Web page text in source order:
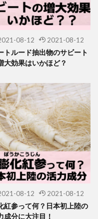
08-12 2021-08-12
トルード抽出物のサビート
大効果はいかほど？
08-12 2021-08-12
紅参って何？日本初上陸の
成分に大注目！